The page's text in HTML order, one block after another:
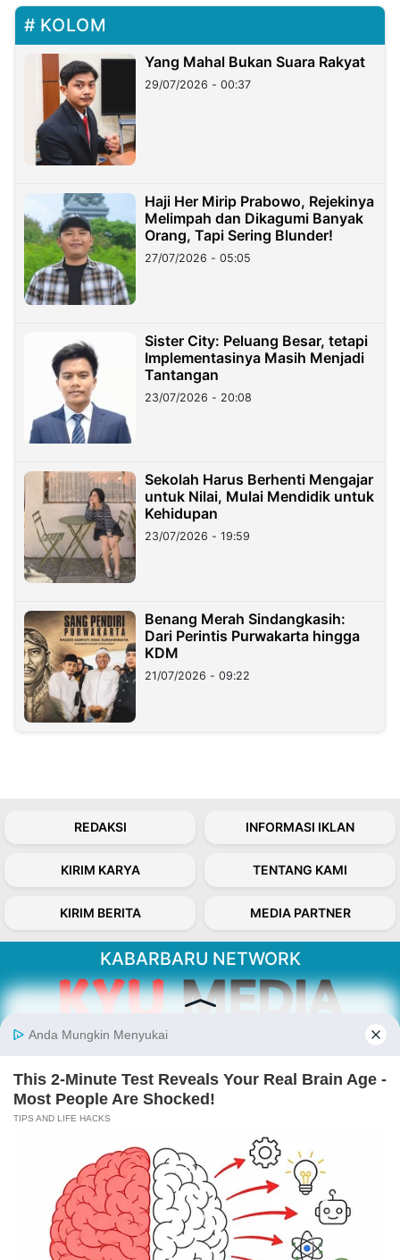
KOLOM
Yang Mahal Bukan Suara Rakyat
29/07/2026 - 00:37
Haji Her Mirip Prabowo, Rejekinya
Melimpah dan Dikagumi Banyak
Orang, Tapi Sering Blunder!
27/07/2026 - 05:05
Sister City: Peluang Besar, tetapi
Implementasinya Masih Menjadi
Tantangan
23/07/2026 - 20:08
Sekolah Harus Berhenti Mengajar
untuk Nilai, Mulai Mendidik untuk
Kehidupan
23/07/2026 - 19:59
Benang Merah Sindangkasih:
Dari Perintis Purwakarta hingga
KDM
21/07/2026 - 09:22
REDAKSI INFORMASI IKLAN
KIRIM KARYA TENTANG KAMI
KIRIM BERITA MEDIA PARTNER
KABARBARU NETWORK
Kabarbaru.co menyajikan berita aktual dan
Follow Kabarbaru